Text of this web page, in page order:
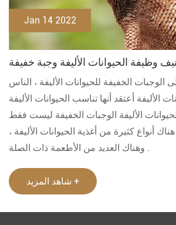
Jan 14 2022
وظيفة الحيوانات الأليفة وجبة خفيفة
الوجبات الخفيفة للحيوانات الأليفة ، الناس
الأليفة أعتقد أنها تناسب الحيوانات الأليفة
الأليفة الوجبات الخفيفة ليست فقط
هناك أنواع كثيرة من أغذية الحيوانات الأليفة ،
وهناك العديد من الأطعمة ذات الصلة .
شاهد المزيد +